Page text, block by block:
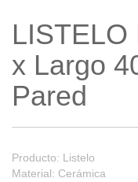
LISTELO
x Largo
Pared
Producto: Listelo
Material: Cerámica